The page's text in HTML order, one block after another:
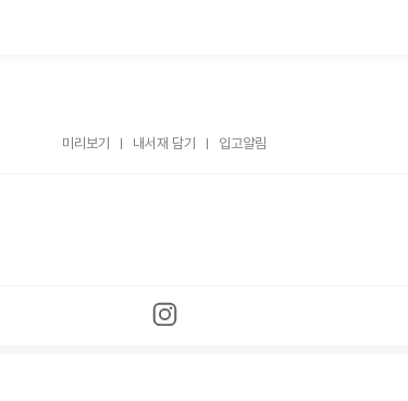
미리보기 내서재 담기 입고알림